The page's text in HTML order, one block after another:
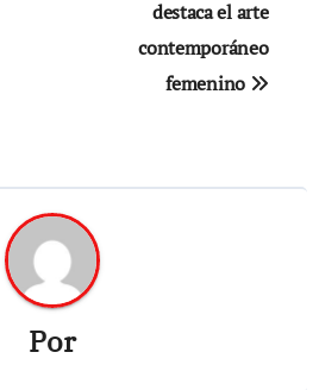
destaca el arte
contemporáneo
femenino
Por